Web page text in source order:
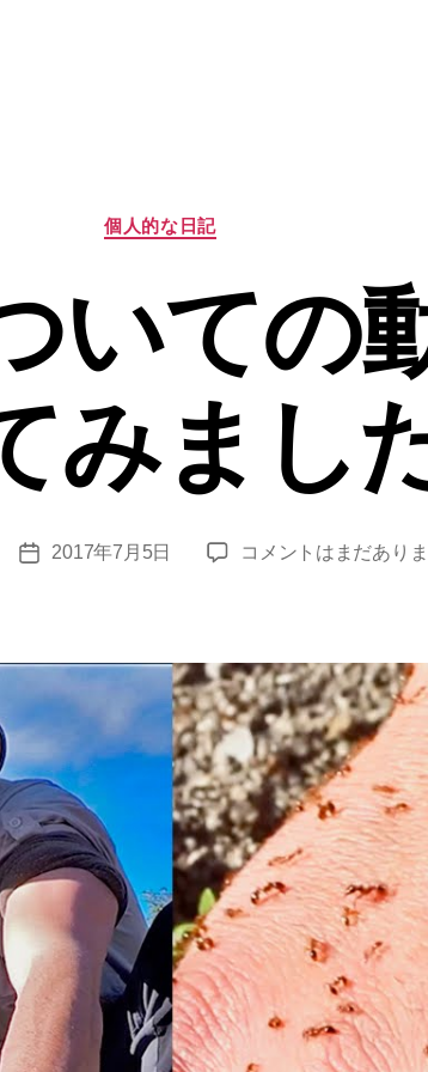
カ
テ
ー
個人的な日記
いての
みまし
投
2017年7月5日
ヒ
つ
い
て
の
動
画
を
集
め
て
み
ま
し
た
へ
コメントはまだあり